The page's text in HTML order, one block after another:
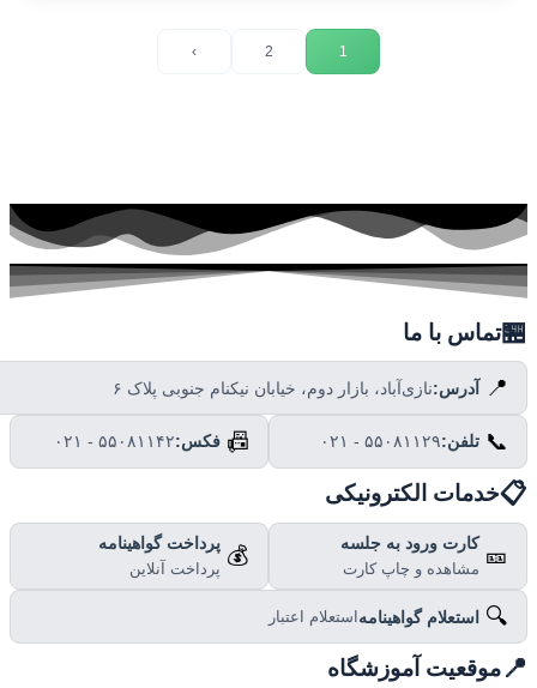
تماس با ما
📍 آدرس:نازی‌آباد، بازار دوم، خیابان نیکنام جنوبی پلاک ۶
📞 تلفن:۰۲۱ - ۵۵۰۸۱۱۲۹ 📠 فکس:۰۲۱ - ۵۵۰۸۱۱۴۲
خدمات الکترونیکی
🎫 کارت ورود به جلسه
مشاهده و چاپ کارت
💰 پرداخت گواهینامه
پرداخت آنلاین
🔍 استعلام گواهینامهاستعلام اعتبار
موقعیت آموزشگاه